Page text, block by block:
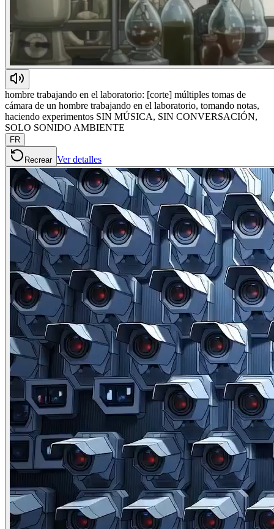
hombre trabajando en el laboratorio: [corte] múltiples tomas de
cámara de un hombre trabajando en el laboratorio, tomando notas,
haciendo experimentos SIN MÚSICA, SIN CONVERSACIÓN,
SOLO SONIDO AMBIENTE
FR
Recrear Ver detalles